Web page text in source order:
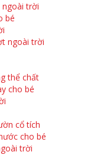
ngoài trời
bé
ngoài trời
thể chất
cho bé
cổ tích
cho bé
trời